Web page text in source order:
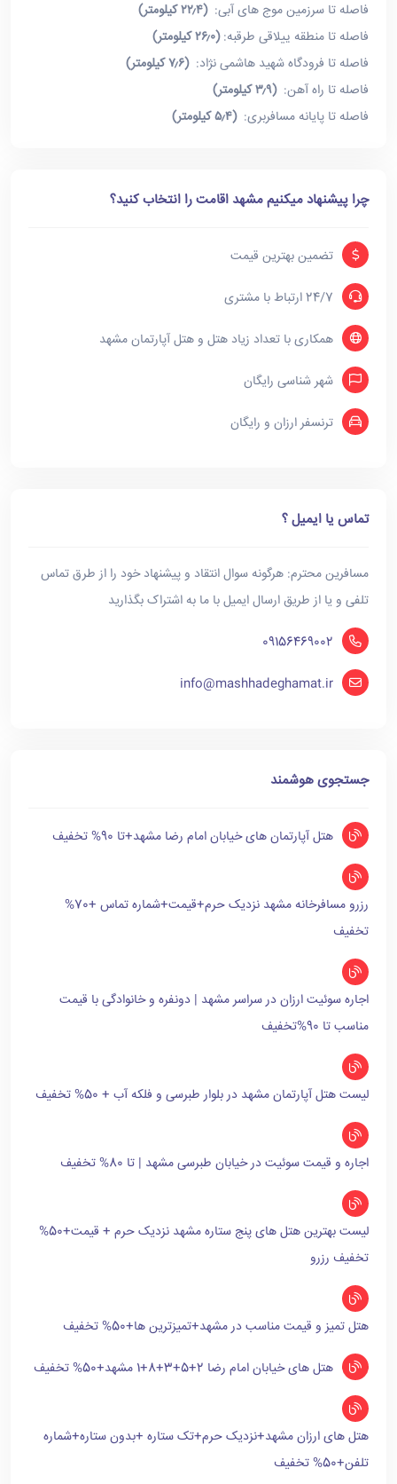
فاصله تا سرزمین موج های آبی:(۲۲٫۴ کیلومتر)
فاصله تا منطقه ییلاقی طرقبه:(۲۶٫۰ کیلومتر)
فاصله تا فرودگاه شهید هاشمی نژاد:(۷٫۶ کیلومتر)
فاصله تا راه آهن:(۳٫۹ کیلومتر)
فاصله تا پایانه مسافربری:(۵٫۴ کیلومتر)
چرا پیشنهاد میکنیم مشهد اقامت را انتخاب کنید؟
تضمین بهترین قیمت
24/7 ارتباط با مشتری
همکاری با تعداد زیاد هتل و هتل آپارتمان مشهد
شهر شناسی رایگان
ترنسفر ارزان و رایگان
تماس یا ایمیل ؟
مسافرین محترم: هرگونه سوال انتقاد و پیشنهاد خود را از طرق تماس
تلفی و یا از طریق ارسال ایمیل با ما به اشتراک بگذارید
09156469002
info@mashhadeghamat.ir
جستجوی هوشمند
هتل آپارتمان های خیابان امام رضا مشهد+تا 90% تخفیف
رزرو مسافرخانه مشهد نزدیک حرم+قیمت+شماره تماس +70%
تخفیف
اجاره سوئیت ارزان در سراسر مشهد | دونفره و خانوادگی با قیمت
مناسب تا 90%تخفیف
لیست هتل آپارتمان مشهد در بلوار طبرسی و فلکه آب + 50% تخفیف
اجاره و قیمت سوئیت در خیابان طبرسی مشهد | تا 80% تخفیف
لیست بهترین هتل های پنج ستاره مشهد نزدیک حرم + قیمت+50%
تخفیف رزرو
هتل تمیز و قیمت مناسب در مشهد+تمیزترین ها+50% تخفیف
هتل های خیابان امام رضا 2+5+3+8+1 مشهد+50% تخفیف
هتل های ارزان مشهد+نزدیک حرم+تک ستاره +بدون ستاره+شماره
تلفن+50% تخفیف